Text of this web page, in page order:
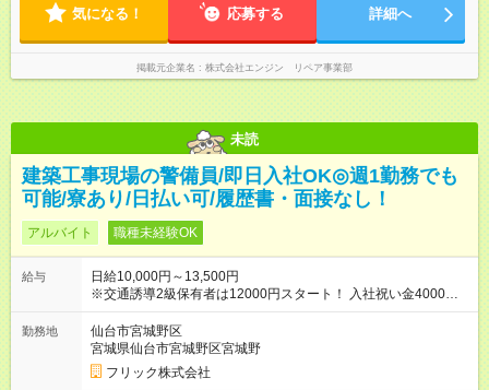
気になる！ 応募する 詳細へ
掲載元企業名 株式会社エンジン リペア事業部
未読
建築工事現場の警備員/即日入社OK◎週1勤務でも
可能/寮あり/日払い可/履歴書・面接なし！
アルバイト 職種未経験OK
給与
日給10,000円～13,500円
※交通誘導2級保有者は12000円スタート！ 入社祝い金4000円
【試用期間】試用期間なし
勤務地
仙台市宮城野区
宮城県仙台市宮城野区宮城野
フリック株式会社